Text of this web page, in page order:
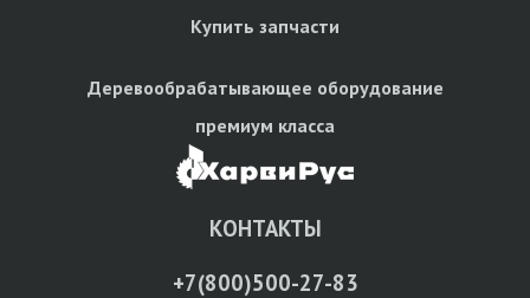
Купить запчасти
Деревообрабатывающее оборудование
премиум класса
КОНТАКТЫ
+7(800)500-27-83